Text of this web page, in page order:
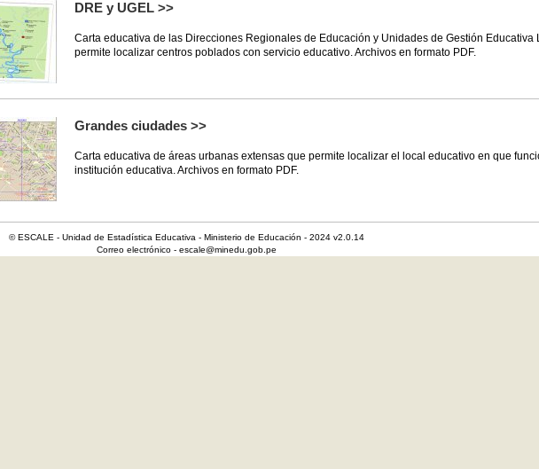
DRE y UGEL >>
Carta educativa de las Direcciones Regionales de Educación y Unidades de Gestión Educativa
permite localizar centros poblados con servicio educativo. Archivos en formato PDF.
Grandes ciudades >>
Carta educativa de áreas urbanas extensas que permite localizar el local educativo en que
institución educativa. Archivos en formato PDF.
© ESCALE - Unidad de Estadística Educativa - Ministerio de Educación - 2024 v2.0.14
Correo electrónico - escale@minedu.gob.pe